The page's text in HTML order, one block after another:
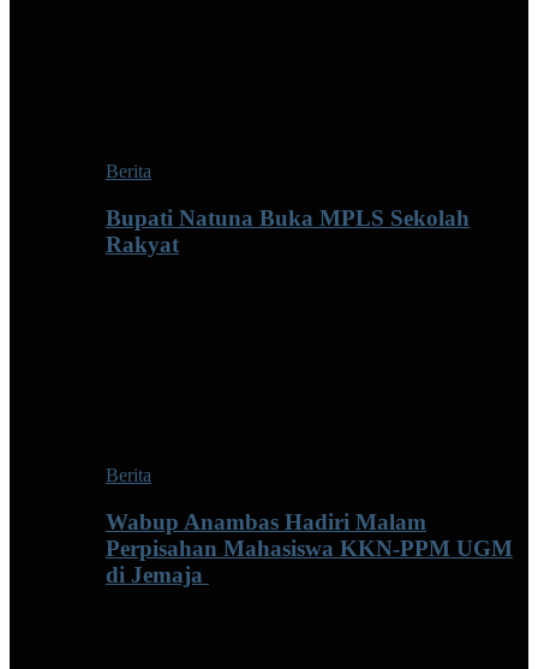
Berita
Bupati Natuna Buka MPLS Sekolah
Rakyat
Berita
Wabup Anambas Hadiri Malam
Perpisahan Mahasiswa KKN-PPM UGM
di Jemaja ‎